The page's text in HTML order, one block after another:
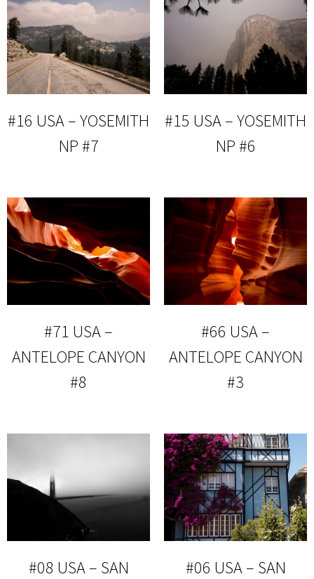
#16 USA – YOSEMITH
NP #7
#15 USA – YOSEMITH
NP #6
#71 USA –
ANTELOPE CANYON
#8
#66 USA –
ANTELOPE CANYON
#3
#08 USA – SAN
#06 USA – SAN